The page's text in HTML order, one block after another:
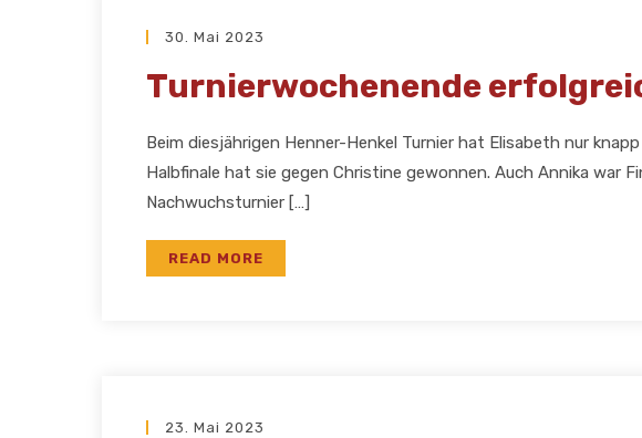
30. Mai 2023
Turnierwochenende
Beim diesjährigen Henner-Henkel Turnier hat Elisabeth nur
Halbfinale hat sie gegen Christine gewonnen. Auch Annika war
Nachwuchsturnier […]
READ MORE
23. Mai 2023